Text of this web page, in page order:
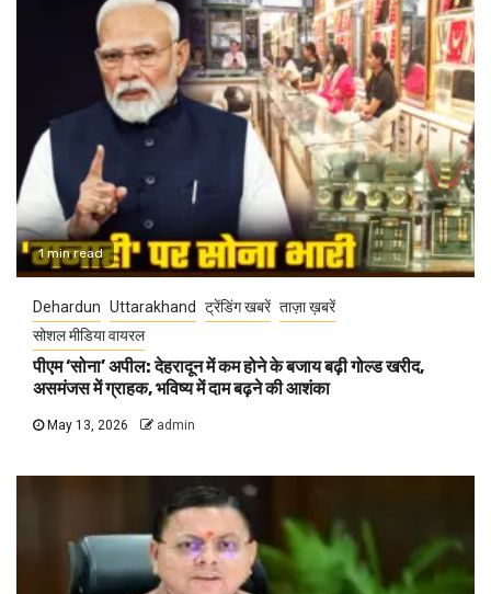
1 min read
Dehardun Uttarakhand ट्रेंडिंग खबरें ताज़ा ख़बरें
सोशल मीडिया वायरल
पीएम ‘सोना’ अपील: देहरादून में कम होने के बजाय बढ़ी गोल्ड खरीद,
असमंजस में ग्राहक, भविष्य में दाम बढ़ने की आशंका
May 13, 2026 admin